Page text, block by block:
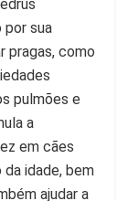
por sua
pragas, como
pulmões e
a
em cães
idade, bem
ajudar a